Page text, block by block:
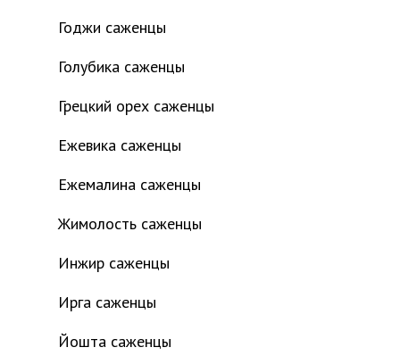
Годжи саженцы
Голубика саженцы
Грецкий орех саженцы
Ежевика саженцы
Ежемалина саженцы
Жимолость саженцы
Инжир саженцы
Ирга саженцы
Йошта саженцы